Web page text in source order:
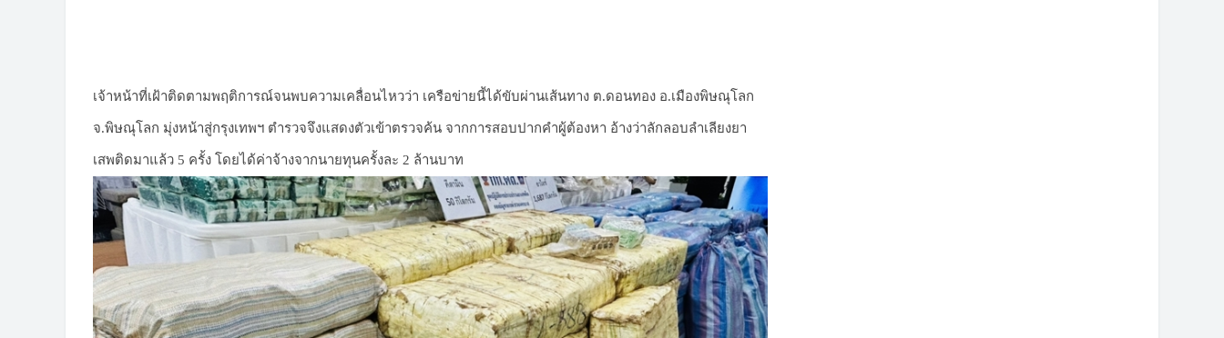
เจ้าหน้าที่เฝ้าติดตามพฤติการณ์จนพบความเคลื่อนไหวว่า เครือข่ายนี้ได้ขับผ่านเส้นทาง ต.ดอนทอง อ.เมืองพิษณุโลก
จ.พิษณุโลก มุ่งหน้าสู่กรุงเทพฯ ตำรวจจึงแสดงตัวเข้าตรวจค้น จากการสอบปากคำผู้ต้องหา อ้างว่าลักลอบลำเลียงยา
เสพติดมาแล้ว 5 ครั้ง โดยได้ค่าจ้างจากนายทุนครั้งละ 2 ล้านบาท